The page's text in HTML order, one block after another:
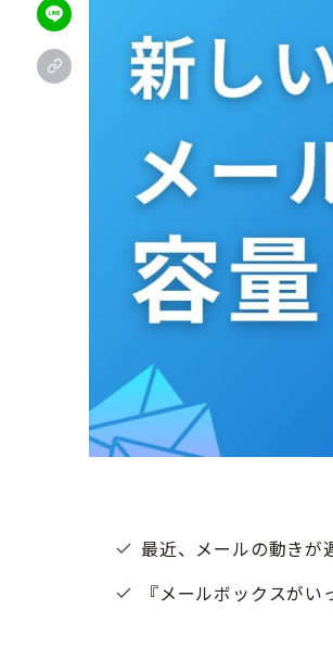
最近、メールの動き
『メールボックスが